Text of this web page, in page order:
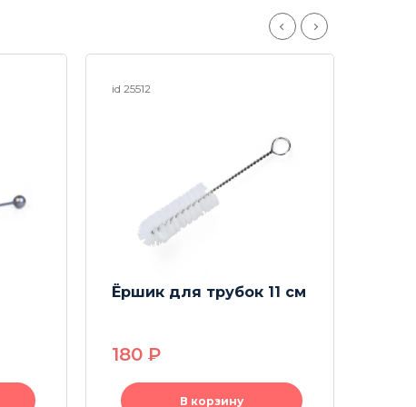
id 25512
Ёршик для трубок 11 см
180 P
В корзину